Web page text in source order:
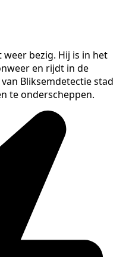
weer bezig. Hij is in het
en rijdt in de
Bliksemdetectie stad
te onderscheppen.